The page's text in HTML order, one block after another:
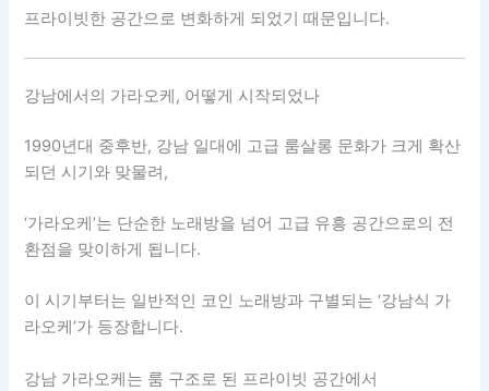
프라이빗한 공간으로 변화하게 되었기 때문입니다.
강남에서의 가라오케, 어떻게 시작되었나
1990년대 중후반, 강남 일대에 고급 룸살롱 문화가 크게 확산
되던 시기와 맞물려,
‘가라오케’는 단순한 노래방을 넘어 고급 유흥 공간으로의 전
환점을 맞이하게 됩니다.
이 시기부터는 일반적인 코인 노래방과 구별되는 ‘강남식 가
라오케’가 등장합니다.
강남 가라오케는 룸 구조로 된 프라이빗 공간에서